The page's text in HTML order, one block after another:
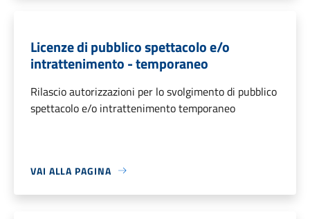
Licenze di pubblico spettacolo e/o
intrattenimento - temporaneo
Rilascio autorizzazioni per lo svolgimento di pubblico
spettacolo e/o intrattenimento temporaneo
VAI ALLA PAGINA